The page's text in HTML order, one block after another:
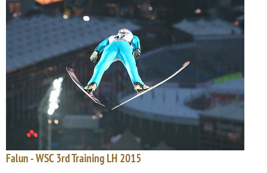
Falun - WSC 3rd Training LH 2015